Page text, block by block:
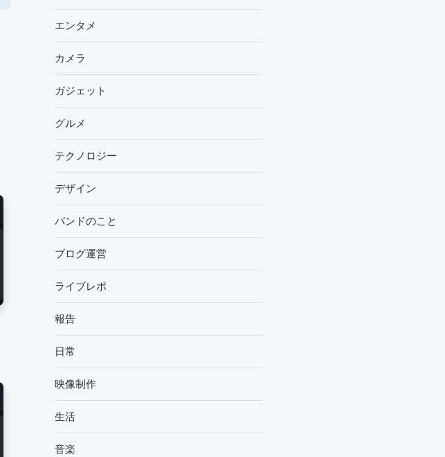
エンタメ
カメラ
ガジェット
グルメ
テクノロジー
デザイン
バンドのこと
ブログ運営
ライブレポ
報告
日常
映像制作
生活
音楽